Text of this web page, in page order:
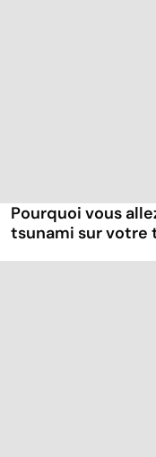
Pourquoi vous
tsunami sur votre